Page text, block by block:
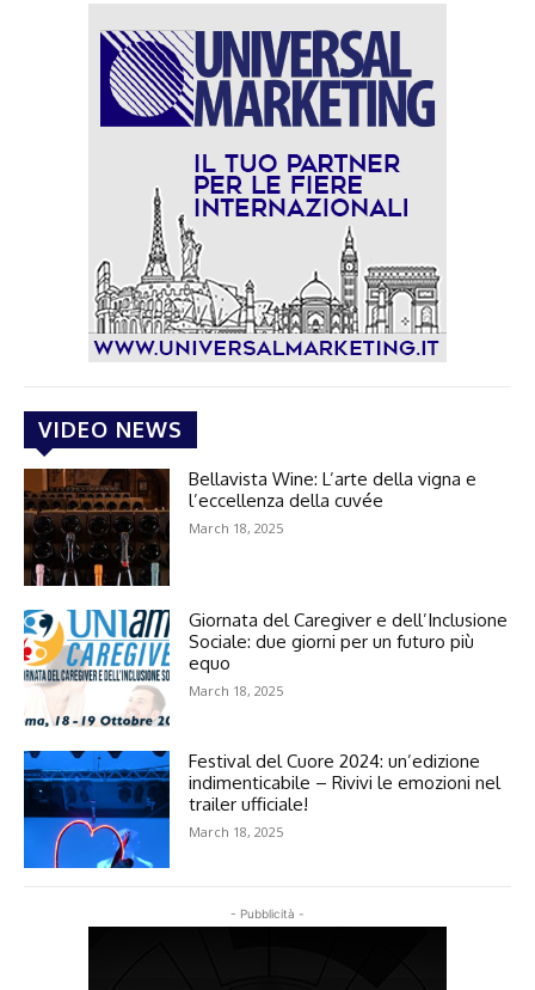
VIDEO NEWS
Bellavista Wine: L’arte della vigna e
l’eccellenza della cuvée
March 18, 2025
Giornata del Caregiver e dell’Inclusione
Sociale: due giorni per un futuro più
equo
March 18, 2025
Festival del Cuore 2024: un’edizione
indimenticabile – Rivivi le emozioni nel
trailer ufficiale!
March 18, 2025
- Pubblicità -